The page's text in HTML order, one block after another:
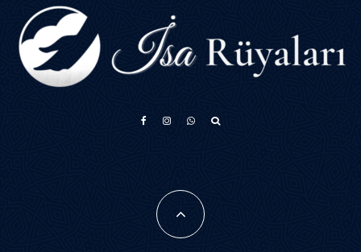
فارسی
አማርኛ